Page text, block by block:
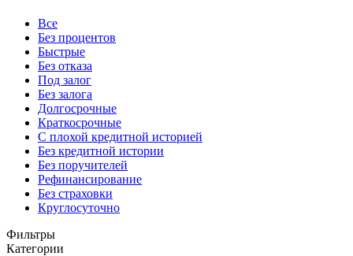
Все
Без процентов
Быстрые
Без отказа
Под залог
Без залога
Долгосрочные
Краткосрочные
С плохой кредитной историей
Без кредитной истории
Без поручителей
Рефинансирование
Без страховки
Круглосуточно
Фильтры
Категории